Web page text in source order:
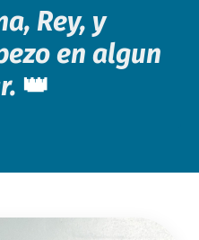
Rey, y
en algun
👑